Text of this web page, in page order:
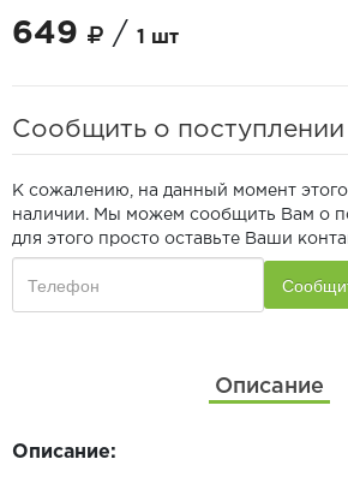
649 / 1 шт
Сообщить о поступлении
К сожалению, на данный момент этого
наличии. Мы можем сообщить Вам о
для этого просто оставьте Ваши
Описание
Описание: